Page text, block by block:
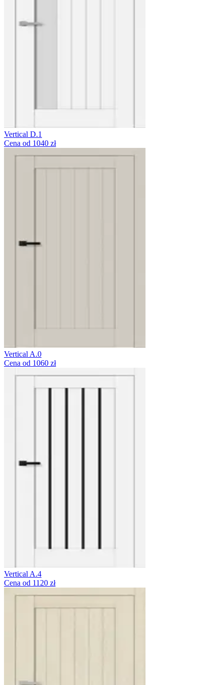
Vertical D.1
Cena od 1040 zł
Vertical A.0
Cena od 1060 zł
Vertical A.4
Cena od 1120 zł